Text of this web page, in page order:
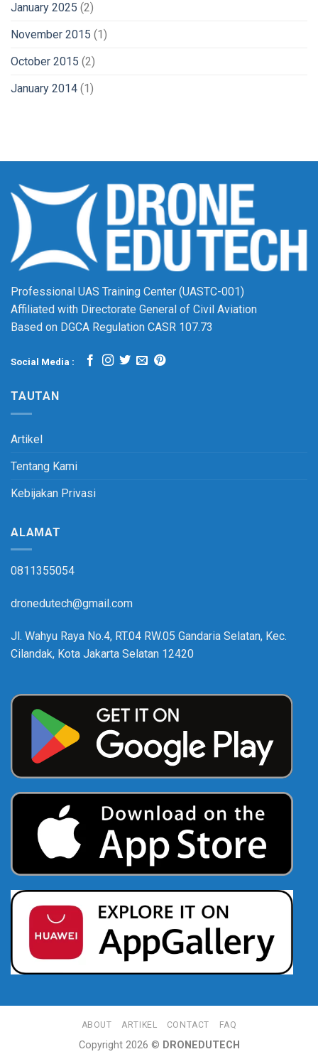
January 2025 (2)
November 2015 (1)
October 2015 (2)
January 2014 (1)
Professional UAS Training Center (UASTC-001)
Affiliated with Directorate General of Civil Aviation
Based on DGCA Regulation CASR 107.73
Social Media :
TAUTAN
Artikel
Tentang Kami
Kebijakan Privasi
ALAMAT
0811355054
dronedutech@gmail.com
Jl. Wahyu Raya No.4, RT.04 RW.05 Gandaria Selatan, Kec.
Cilandak, Kota Jakarta Selatan 12420
ABOUT ARTIKEL CONTACT FAQ
Copyright 2026 © DRONEDUTECH